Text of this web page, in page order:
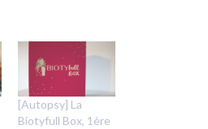
[Autopsy] La
Biotyfull Box, 1ère